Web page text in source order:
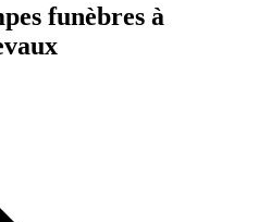
funèbres à